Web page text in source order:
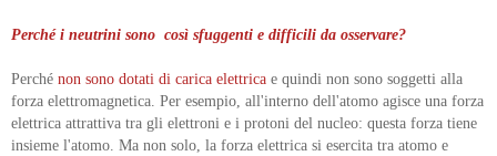
Perché i neutrini sono così sfuggenti e difficili da osservare?
Perché non sono dotati di carica elettrica e quindi non sono soggetti alla
forza elettromagnetica. Per esempio, all'interno dell'atomo agisce una forza
elettrica attrattiva tra gli elettroni e i protoni del nucleo: questa forza tiene
insieme l'atomo. Ma non solo, la forza elettrica si esercita tra atomo e